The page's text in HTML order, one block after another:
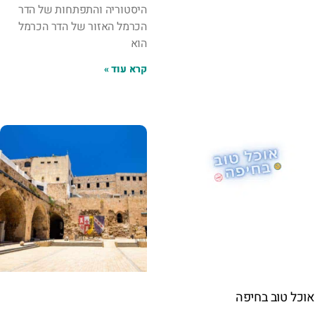
היסטוריה והתפתחות של הדר
הכרמל האזור של הדר הכרמל
הוא
קרא עוד »
אוכל טוב בחיפה